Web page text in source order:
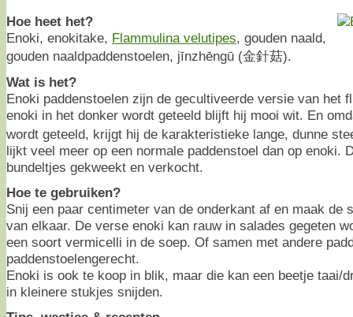
Hoe heet het?
Enoki, enokitake, Flammulina velutipes, gouden naald,
gouden naaldpaddenstoelen, jīnzhēngū (金針菇).
Wat is het?
Enoki paddenstoelen zijn de gecultiveerde versie van het
enoki in het donker wordt geteeld blijft hij mooi wit. En
wordt geteeld, krijgt hij de karakteristieke lange, dunne
lijkt veel meer op een normale paddenstoel dan op enoki.
bundeltjes gekweekt en verkocht.
Hoe te gebruiken?
Snij een paar centimeter van de onderkant af en maak de
van elkaar. De verse enoki kan rauw in salades gegeten
een soort vermicelli in de soep. Of samen met andere
paddenstoelengerecht.
Enoki is ook te koop in blik, maar die kan een beetje taai/
in kleinere stukjes snijden.